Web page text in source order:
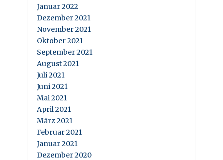
Januar 2022
Dezember 2021
November 2021
Oktober 2021
September 2021
August 2021
Juli 2021
Juni 2021
Mai 2021
April 2021
März 2021
Februar 2021
Januar 2021
Dezember 2020